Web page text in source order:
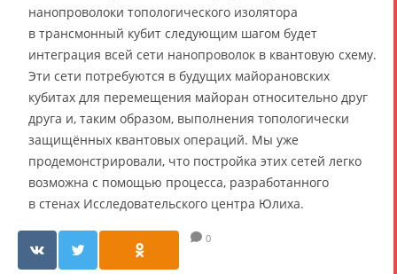
нанопроволоки топологического изолятора
в трансмонный кубит следующим шагом будет
интеграция всей сети нанопроволок в квантовую схему.
Эти сети потребуются в будущих майорановских
кубитах для перемещения майоран относительно друг
друга и, таким образом, выполнения топологически
защищённых квантовых операций. Мы уже
продемонстрировали, что постройка этих сетей легко
возможна с помощью процесса, разработанного
в стенах Исследовательского центра Юлиха.
0